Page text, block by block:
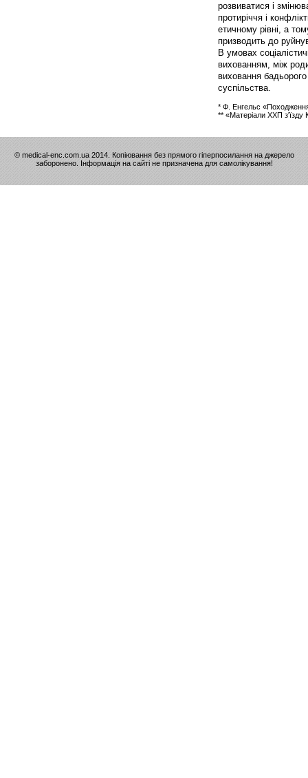
розвиватися і
протиріччя і
етичному рівні, а
призводить до
В умовах
вихованням, між
виховання
суспільства.
* Ф. Енгельс
** «Матеріали ХХП
© medical-enc.com.ua 2014. Копіювання без прямого гіперпосилання на джерело
заборонено. Інформація на сайті не призначена для самолікування!